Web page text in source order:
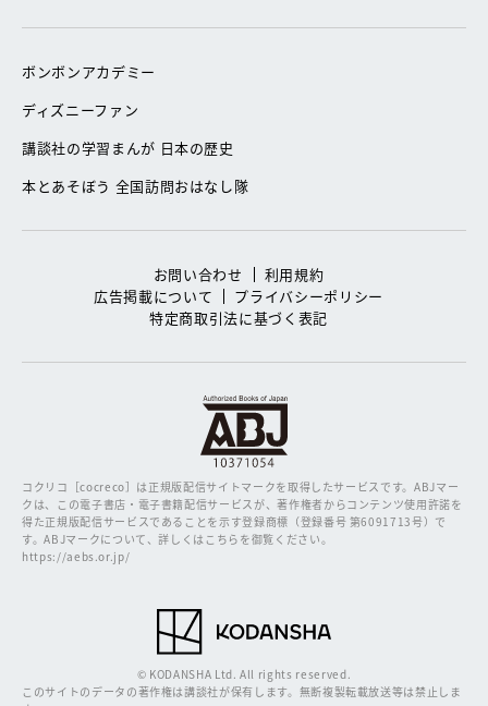
ボンボンアカデミー
ディズニーファン
講談社の学習まんが 日本の歴史
本とあそぼう 全国訪問おはなし隊
お問い合わせ
利用規約
広告掲載について
プライバシーポリシー
特定商取引法に基づく表記
コクリコ［cocreco］は正規版配信サイトマークを取得したサービスです。ABJマー
クは、この電子書店・電子書籍配信サービスが、著作権者からコンテンツ使用許諾を
得た正規版配信サービスであることを示す登録商標（登録番号 第6091713号）で
す。ABJマークについて、詳しくはこちらを御覧ください。
https://aebs.or.jp/
© KODANSHA Ltd. All rights reserved.
このサイトのデータの著作権は講談社が保有します。無断複製転載放送等は禁止しま